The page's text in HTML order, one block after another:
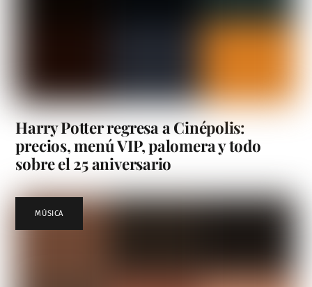
Harry Potter regresa a Cinépolis:
precios, menú VIP, palomera y todo
sobre el 25 aniversario
MÚSICA